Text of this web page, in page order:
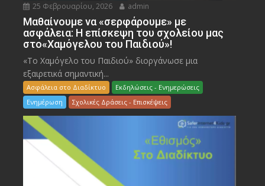
25 Φεβρουαρίου, 2026 admin
Μαθαίνουμε να «σερφάρουμε» με
ασφάλεια: Η επίσκεψη του σχολείου μας
στο«Χαμόγελου του Παιδιού»!
«Το Χαμόγελο του Παιδιού» διοργάνωσε μια
εξαιρετικά σημαντική...
Ασφάλεια στο Διαδίκτυο
Εκδηλώσεις - Ενημερώσεις
Ενημέρωση
Σχολικές Δράσεις - Επισκέψεις